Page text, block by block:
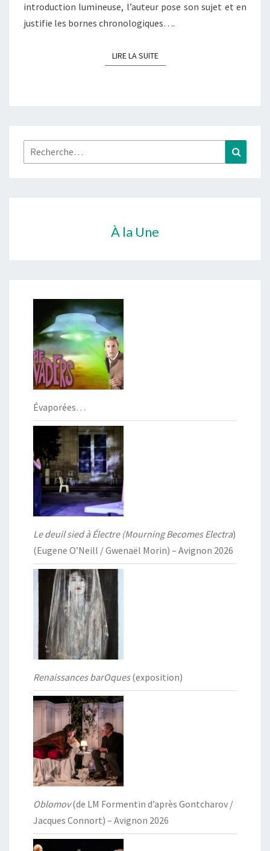
introduction lumineuse, l’auteur pose son sujet et en
justifie les bornes chronologiques….
LIRE LA SUITELIRE LA SUITE
Rechercher :
À la Une
Évaporées…
Le deuil sied à Électre (Mourning Becomes Electra)
(Eugene O’Neill / Gwenaël Morin) – Avignon 2026
Renaissances barOques(exposition)
Oblomov(de LM Formentin d’après Gontcharov /
Jacques Connort) – Avignon 2026